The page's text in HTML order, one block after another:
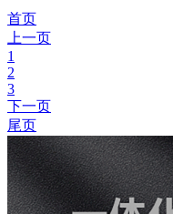
首页
上一页
1
2
3
下一页
尾页